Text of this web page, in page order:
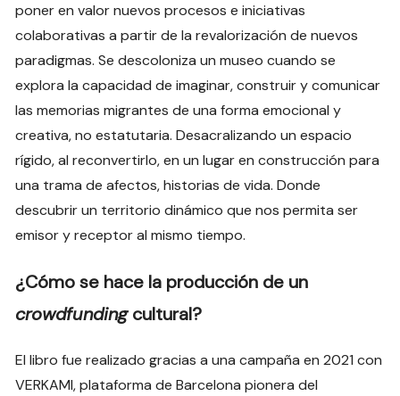
poner en valor nuevos procesos e iniciativas
colaborativas a partir de la revalorización de nuevos
paradigmas. Se descoloniza un museo cuando se
explora la capacidad de imaginar, construir y comunicar
las memorias migrantes de una forma emocional y
creativa, no estatutaria. Desacralizando un espacio
rígido, al reconvertirlo, en un lugar en construcción para
una trama de afectos, historias de vida. Donde
descubrir un territorio dinámico que nos permita ser
emisor y receptor al mismo tiempo.
¿Cómo se hace la producción de un
crowdfundingcultural?
El libro fue realizado gracias a una campaña en 2021 con
VERKAMI, plataforma de Barcelona pionera del